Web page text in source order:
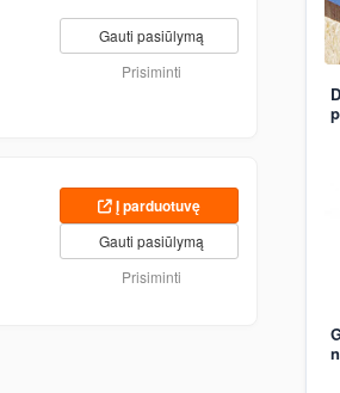
Gauti pasiūlymą
Prisiminti
Į parduotuvę
Gauti pasiūlymą
Prisiminti